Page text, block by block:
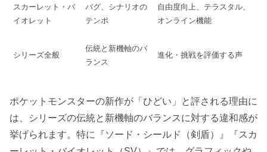
スカーレット・バ
イオレット
バグ、シナリオの
テンポ
自由度向上、テラスタル、
オンライン機能
シリーズ全般
伝統と新機軸のバ
ランス
進化・挑戦を評価する声
ポケットモンスターの新作が「ひどい」と評される理由に
は、シリーズの伝統と新機軸のバランスに対する違和感が
挙げられます。特に『ソード・シールド（剣盾）』『スカ